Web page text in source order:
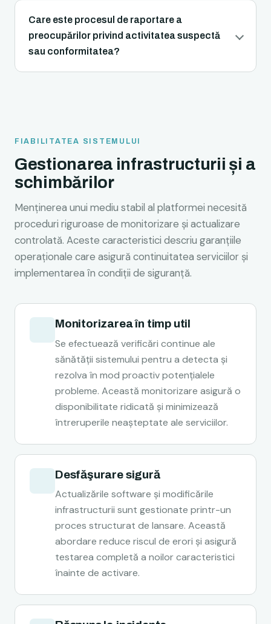
Care este procesul de raportare a
preocupărilor privind activitatea suspectă
sau conformitatea?
FIABILITATEA SISTEMULUI
Gestionarea infrastructurii și a
schimbărilor
Menținerea unui mediu stabil al platformei necesită
proceduri riguroase de monitorizare și actualizare
controlată. Aceste caracteristici descriu garanțiile
operaționale care asigură continuitatea serviciilor și
implementarea în condiții de siguranță.
Monitorizarea în timp util
Se efectuează verificări continue ale
sănătății sistemului pentru a detecta și
rezolva în mod proactiv potențialele
probleme. Această monitorizare asigură o
disponibilitate ridicată și minimizează
întreruperile neașteptate ale serviciilor.
Desfăşurare sigură
Actualizările software și modificările
infrastructurii sunt gestionate printr-un
proces structurat de lansare. Această
abordare reduce riscul de erori și asigură
testarea completă a noilor caracteristici
înainte de activare.